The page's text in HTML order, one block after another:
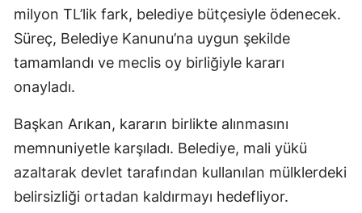
milyon TL’lik fark, belediye bütçesiyle ödenecek.
Süreç, Belediye Kanunu’na uygun şekilde
tamamlandı ve meclis oy birliğiyle kararı
onayladı.
Başkan Arıkan, kararın birlikte alınmasını
memnuniyetle karşıladı. Belediye, mali yükü
azaltarak devlet tarafından kullanılan mülklerdeki
belirsizliği ortadan kaldırmayı hedefliyor.